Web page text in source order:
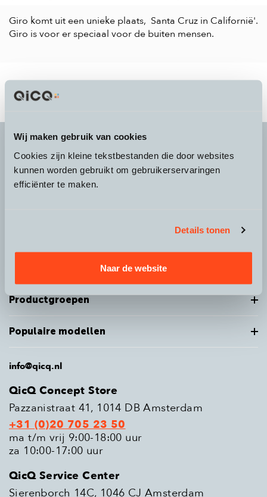
Wij maken gebruik van cookies
Cookies zijn kleine tekstbestanden die door websites
kunnen worden gebruikt om gebruikerservaringen
efficiënter te maken.
Details tonen
Naar de website
Giro komt uit een unieke plaats, Santa Cruz in Californië'.
Giro is voor er speciaal voor de buiten mensen.
It's more than achoice
Productgroepen
Populaire modellen
info@qicq.nl
QicQ Concept Store
Pazzanistraat 41, 1014 DB Amsterdam
+31 (0)20 705 23 50
ma t/m vrij 9:00-18:00 uur
za 10:00-17:00 uur
QicQ Service Center
Sierenborch 14C, 1046 CJ Amsterdam